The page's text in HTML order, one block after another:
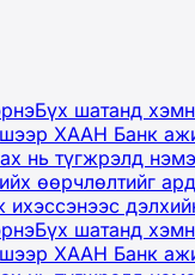
Бүх шатанд
ХААН Банк
нь түгжрэлд
өөрчлөлтийг
Бүх шатанд
ХААН Банк